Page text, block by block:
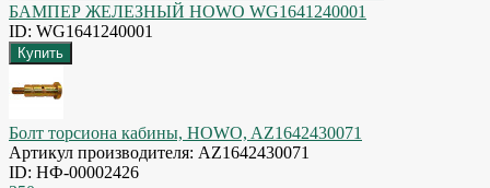
БАМПЕР ЖЕЛЕЗНЫЙ HOWO WG1641240001
ID: WG1641240001
Болт торсиона кабины, HOWO, AZ1642430071
Артикул производителя: AZ1642430071
ID: НФ-00002426